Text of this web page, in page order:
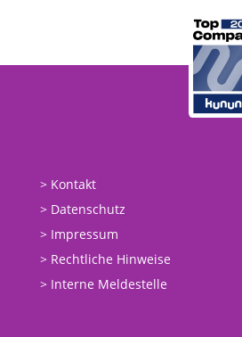
Kontakt
Datenschutz
Impressum
Rechtliche Hinweise
Interne Meldestelle